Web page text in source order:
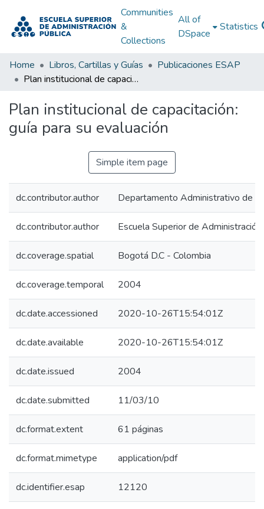
Communities
&
Collections
All of
DSpace
Statistics
Home Libros, Cartillas y Guías
Publicaciones ESAP
Plan institucional de capacitación: guía para su evaluación
Plan institucional de capacitación:
guía para su evaluación
Simple item page
dc.contributor.author Departamento Administrativo de
dc.contributor.author Escuela Superior de
dc.coverage.spatial Bogotá D.C - Colombia
dc.coverage.temporal 2004
dc.date.accessioned 2020-10-26T15:54:01Z
dc.date.available 2020-10-26T15:54:01Z
dc.date.issued 2004
dc.date.submitted 11/03/10
dc.format.extent 61 páginas
dc.format.mimetype application/pdf
dc.identifier.esap 12120